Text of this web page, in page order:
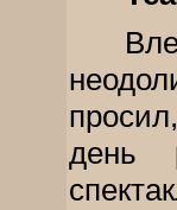
день